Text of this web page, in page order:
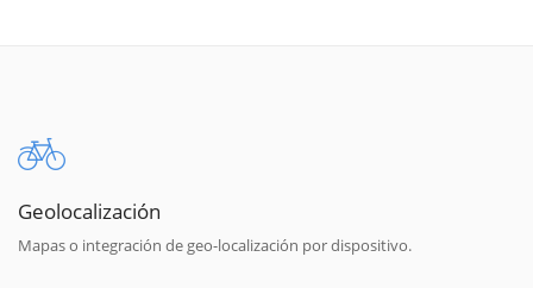
Geolocalización
Mapas o integración de geo-localización por dispositivo.